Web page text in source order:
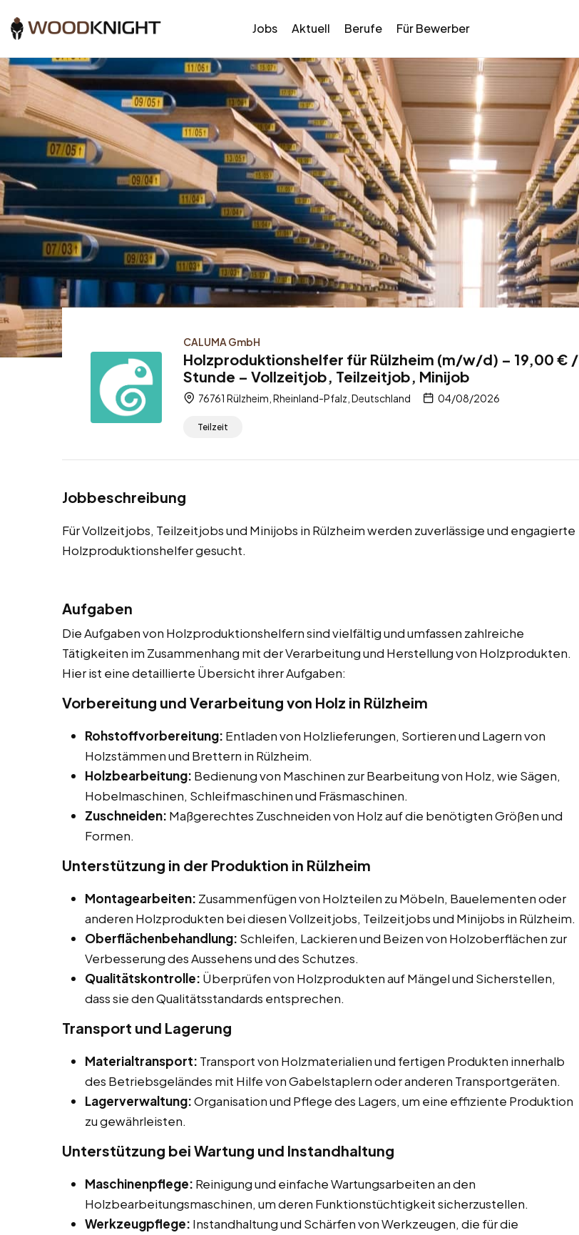
Jobs Aktuell Berufe Für Bewerber
CALUMA GmbH
Holzproduktionshelfer für Rülzheim (m/w/d) – 19,00 € /
Stunde – Vollzeitjob, Teilzeitjob, Minijob
76761 Rülzheim, Rheinland-Pfalz, Deutschland 04/08/2026
Teilzeit
Jobbeschreibung
Für Vollzeitjobs, Teilzeitjobs und Minijobs in Rülzheim werden zuverlässige und engagierte
Holzproduktionshelfer gesucht.
Aufgaben
Die Aufgaben von Holzproduktionshelfern sind vielfältig und umfassen zahlreiche
Tätigkeiten im Zusammenhang mit der Verarbeitung und Herstellung von Holzprodukten.
Hier ist eine detaillierte Übersicht ihrer Aufgaben:
Vorbereitung und Verarbeitung von Holz in Rülzheim
Rohstoffvorbereitung: Entladen von Holzlieferungen, Sortieren und Lagern von
Holzstämmen und Brettern in Rülzheim.
Holzbearbeitung: Bedienung von Maschinen zur Bearbeitung von Holz, wie Sägen,
Hobelmaschinen, Schleifmaschinen und Fräsmaschinen.
Zuschneiden: Maßgerechtes Zuschneiden von Holz auf die benötigten Größen und
Formen.
Unterstützung in der Produktion in Rülzheim
Montagearbeiten: Zusammenfügen von Holzteilen zu Möbeln, Bauelementen oder
anderen Holzprodukten bei diesen Vollzeitjobs, Teilzeitjobs und Minijobs in Rülzheim.
Oberflächenbehandlung: Schleifen, Lackieren und Beizen von Holzoberflächen zur
Verbesserung des Aussehens und des Schutzes.
Qualitätskontrolle: Überprüfen von Holzprodukten auf Mängel und Sicherstellen,
dass sie den Qualitätsstandards entsprechen.
Transport und Lagerung
Materialtransport: Transport von Holzmaterialien und fertigen Produkten innerhalb
des Betriebsgeländes mit Hilfe von Gabelstaplern oder anderen Transportgeräten.
Lagerverwaltung:Organisation und Pflege des Lagers, um eine effiziente Produktion
zu gewährleisten.
Unterstützung bei Wartung und Instandhaltung
Maschinenpflege: Reinigung und einfache Wartungsarbeiten an den
Holzbearbeitungsmaschinen, um deren Funktionstüchtigkeit sicherzustellen.
Werkzeugpflege: Instandhaltung und Schärfen von Werkzeugen, die für die